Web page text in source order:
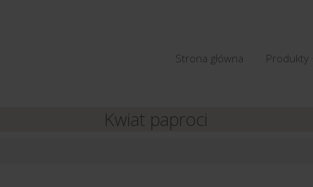
Strona główna Produkty
Kwiat paproci